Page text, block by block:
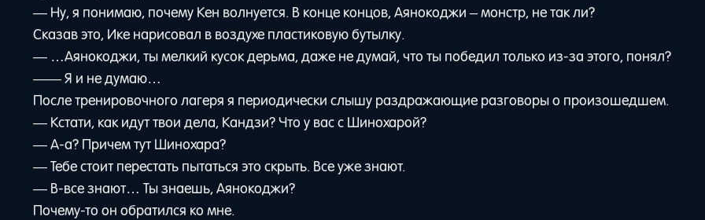
— Ну, я понимаю, почему Кен волнуется. В конце концов, Аянокоджи – монстр, не так ли?
Сказав это, Ике нарисовал в воздухе пластиковую бутылку.
— …Аянокоджи, ты мелкий кусок дерьма, даже не думай, что ты победил только из-за этого, понял?
—— Я и не думаю…
После тренировочного лагеря я периодически слышу раздражающие разговоры о произошедшем.
— Кстати, как идут твои дела, Кандзи? Что у вас с Шинохарой?
— А-а? Причем тут Шинохара?
— Тебе стоит перестать пытаться это скрыть. Все уже знают.
— В-все знают… Ты знаешь, Аянокоджи?
Почему-то он обратился ко мне.